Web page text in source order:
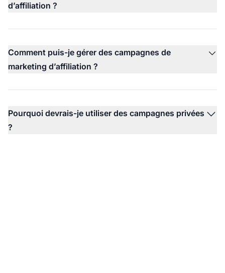
d’affiliation ?
Comment puis-je gérer des campagnes de
marketing d’affiliation ?
Pourquoi devrais-je utiliser des campagnes privées
?